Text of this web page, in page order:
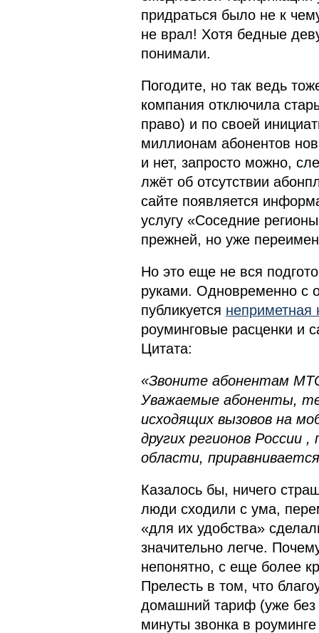
придраться было не к
не врал! Хотя бедные
понимали.
Погодите, но так ведь
компания отключила
право) и по своей
миллионам абонентов
и нет, запросто можно,
лжёт об отсутствии
сайте появляется
услугу «Соседние
прежней, но уже
Но это еще не вся
руками. Одновременно с
публикуется неприметная
роуминговые расценки и
Цитата:
«Звоните абонентам МТС
Уважаемые абоненты,
исходящих вызовов на
других регионов России
области,
Казалось бы, ничего
люди сходили с ума,
«для их удобства»
значительно легче.
непонятно, с еще более
Прелесть в том, что
домашний тариф (уже без
минуты звонка в